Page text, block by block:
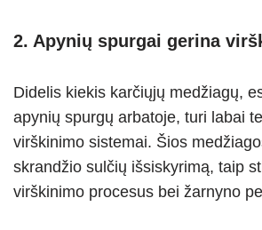
2. Apynių spurgai gerina
Didelis kiekis karčiųjų medžiagų,
apynių spurgų arbatoje, turi labai
virškinimo sistemai. Šios
skrandžio sulčių išsiskyrimą, taip
virškinimo procesus bei žarnyno